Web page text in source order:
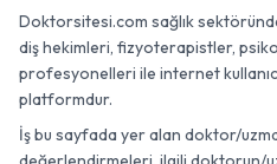
Doktorsitesi.com sağlık
diş hekimleri, fizyoterapistler,
profesyonelleri ile internet
platformdur.
İş bu sayfada yer alan doktor/